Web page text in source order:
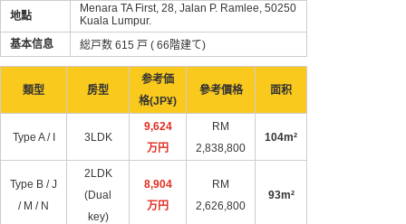
地點
Menara TA First, 28, Jalan P. Ramlee, 50250
Kuala Lumpur.
基本信息
総戸数 615 戸 ( 66階建て)
類型 房型
参考価
格(JP¥)
參考價格 面积
Type A / I 3LDK
9,624
万円
RM
2,838,800
104m²
Type B / J
/ M / N
2LDK
(Dual
key)
8,904
万円
RM
2,626,800
93m²